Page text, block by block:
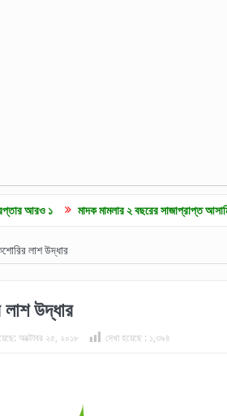
মাদক মামলার ২ বছরের সাজাপ্রাপ্ত আসামি গ্রেপ্তার
লাশ উদ্ধার
উদ্ধার
অক্টোবর ২৫, ২০১৮ দেখা হয়েছে : ১,৩৯৪